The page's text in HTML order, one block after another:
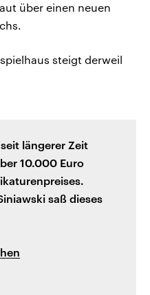
über einen neuen
steigt derweil
längerer Zeit
10.000 Euro
saß dieses